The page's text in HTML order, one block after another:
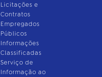
Licitações e
Contratos
Empregados
Públicos
Informações
Classificadas
Serviço de
Informação ao